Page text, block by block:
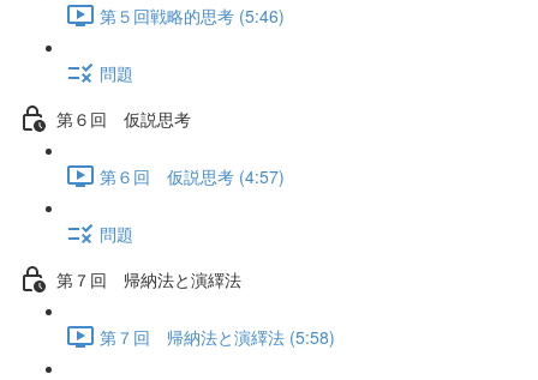
第５回戦略的思考 (5:46)
問題
第６回 仮説思考
第６回 仮説思考 (4:57)
問題
第７回 帰納法と演繹法
第７回 帰納法と演繹法 (5:58)